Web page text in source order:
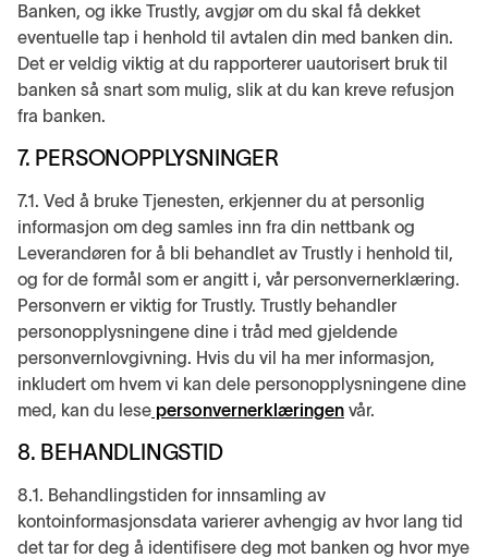
Banken, og ikke Trustly, avgjør om du skal få dekket
eventuelle tap i henhold til avtalen din med banken din.
Det er veldig viktig at du rapporterer uautorisert bruk til
banken så snart som mulig, slik at du kan kreve refusjon
fra banken.
7. PERSONOPPLYSNINGER
7.1. Ved å bruke Tjenesten, erkjenner du at personlig
informasjon om deg samles inn fra din nettbank og
Leverandøren for å bli behandlet av Trustly i henhold til,
og for de formål som er angitt i, vår personvernerklæring.
Personvern er viktig for Trustly. Trustly behandler
personopplysningene dine i tråd med gjeldende
personvernlovgivning. Hvis du vil ha mer informasjon,
inkludert om hvem vi kan dele personopplysningene dine
med, kan du lese personvernerklæringen vår.
8. BEHANDLINGSTID
8.1. Behandlingstiden for innsamling av
kontoinformasjonsdata varierer avhengig av hvor lang tid
det tar for deg å identifisere deg mot banken og hvor mye